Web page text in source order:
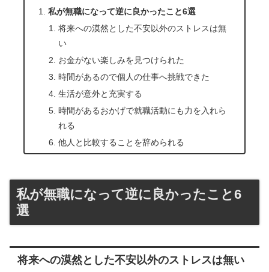
私が無職になって逆に良かったこと6選
将来への漠然とした不安以外のストレスは無
い
お金がない楽しみを見つけられた
時間があるので個人の仕事へ挑戦できた
生活が意外と充実する
時間があるおかげで就職活動にも力を入れら
れる
他人と比較することを辞められる
私が無職になって逆に良かったこと6
選
将来への漠然とした不安以外のストレスは無い